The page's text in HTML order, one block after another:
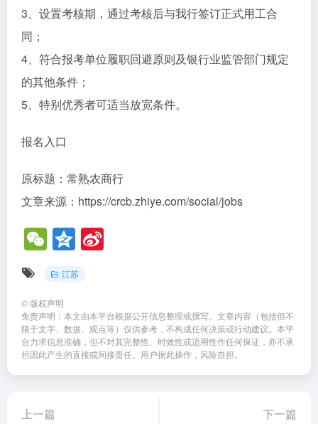
3、设置考核期，通过考核后与我行签订正式用工合
同；
4、符合报考单位履职回避原则及银行业监管部门规定
的其他条件；
5、特别优秀者可适当放宽条件。
报名入口
原标题：常熟农商行
文章来源：https://crcb.zhiye.com/social/jobs
W
e
C
h
at
Q
z
o
n
e
W
ei
b
o
江苏
© 版权声明
免责声明：本文由本平台根据公开信息整理或撰写。文章内容（包括但不
限于文字、数据、观点等）仅供参考，不构成任何决策或行动建议。本平
台力求信息准确，但不对其完整性、时效性或适用性作任何保证，亦不承
担因此产生的直接或间接责任。用户据此操作，风险自担。
上一篇 下一篇